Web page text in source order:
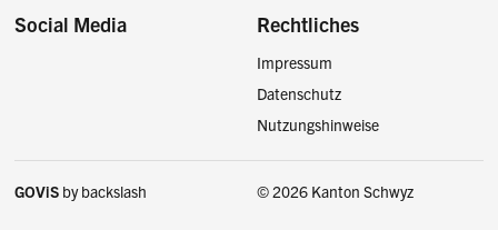
Social Media Rechtliches
Impressum
Datenschutz
Nutzungshinweise
GOViS bybackslash © 2026 Kanton Schwyz